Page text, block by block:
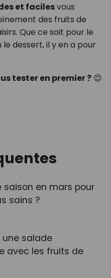
et facilesvous
des fruits de
Que ce soit pour le
dessert, il y en a pour
tester en premier ?😊
saison en mars pour
sains ?
salade
avec les fruits de